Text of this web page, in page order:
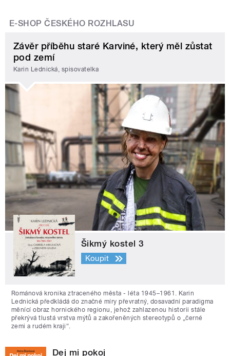
E-SHOP ČESKÉHO ROZHLASU
Závěr příběhu staré Karviné, který měl zůstat
pod zemí
Karin Lednická, spisovatelka
Šikmý kostel 3
Koupit
Románová kronika ztraceného města - léta 1945–1961. Karin
Lednická předkládá do značné míry převratný, dosavadní paradigma
měnící obraz hornického regionu, jehož zahlazenou historii stále
překrývá tlustá vrstva mýtů a zakořeněných stereotypů o „černé
zemi a rudém kraji“.
Dej mi pokoj